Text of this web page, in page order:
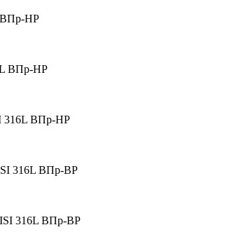
ВПр-НР
ВПр-НР
316L ВПр-НР
316L ВПр-ВР
316L ВПр-ВР